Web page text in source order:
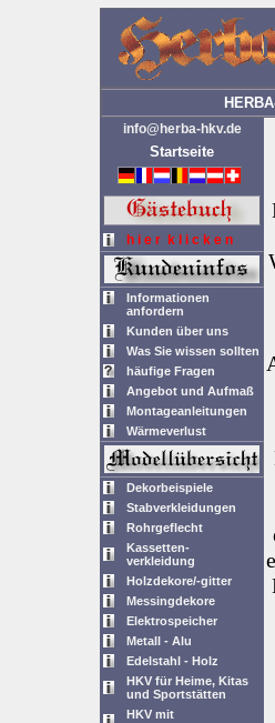
info@herba-hkv.de
Startseite
h i e r k l i c k e n
Informationen
anfordern
Kunden über uns
Was Sie wissen sollten
häufige Fragen
Angebot und Aufmaß
Montageanleitungen
Wärmeverlust
Dekorbeispiele
Stabverkleidungen
Rohrgeflecht
Kassetten-
verkleidung
Holzdekore/-gitter
Messingdekore
Elektrospeicher
Metall - Alu
Edelstahl - Holz
HKV für Heime, Kitas
und Sportstätten
HKV mit